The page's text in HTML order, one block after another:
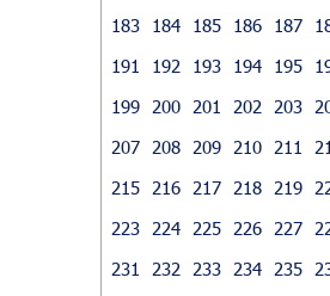
183
184 185 186 187
191
192 193 194 195
199
200 201 202 203
207
208 209 210 211
215
216 217 218 219
223
224 225 226 227
231
232 233 234 235